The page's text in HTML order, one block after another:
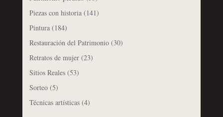
Piezas con historia(141)
Pintura(184)
Restauración del Patrimonio(30)
Retratos de mujer(23)
Sitios Reales(53)
Sorteo(5)
Técnicas artísticas(4)